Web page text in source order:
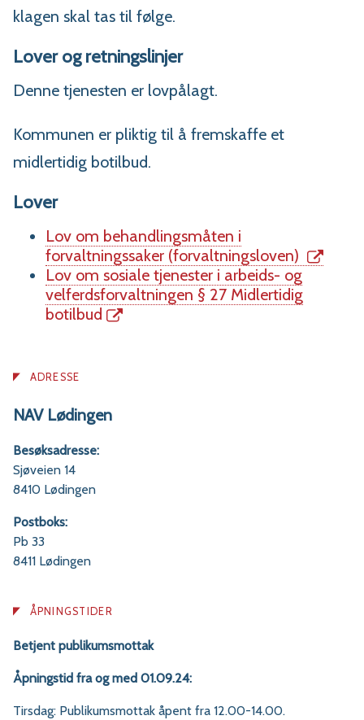
klagen skal tas til følge.
Lover og retningslinjer
Denne tjenesten er lovpålagt.
Kommunen er pliktig til å fremskaffe et
midlertidig botilbud.
Lover
Lov om behandlingsmåten i
forvaltningssaker (forvaltningsloven)
Lov om sosiale tjenester i arbeids- og
velferdsforvaltningen § 27 Midlertidig
botilbud
ADRESSE
NAV Lødingen
Besøksadresse:
Sjøveien 14
8410 Lødingen
Postboks:
Pb 33
8411 Lødingen
ÅPNINGSTIDER
Betjent publikumsmottak
Åpningstid fra og med 01.09.24:
Tirsdag: Publikumsmottak åpent fra 12.00-14.00.